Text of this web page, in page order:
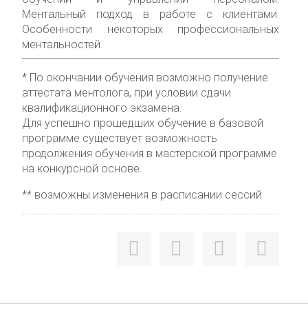
Ментальный подход в работе с клиентами.
Особенности некоторых профессиональных
ментальностей.
* По окончании обучения возможно получение
аттестата ментолога, при условии сдачи
квалификационного экзамена.
Для успешно прошедших обучение в базовой
программе существует возможность
продолжения обучения в мастерской программе
на конкурсной основе.
** возможны изменения в расписании сессий